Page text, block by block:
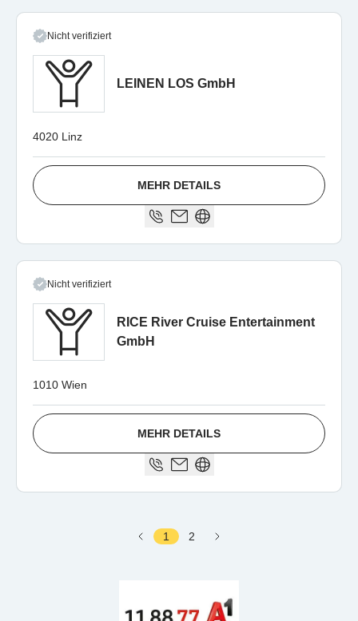
Nicht verifiziert
LEINEN LOS GmbH
4020 Linz
MEHR DETAILS
Nicht verifiziert
RICE River Cruise Entertainment
GmbH
1010 Wien
MEHR DETAILS
1 2